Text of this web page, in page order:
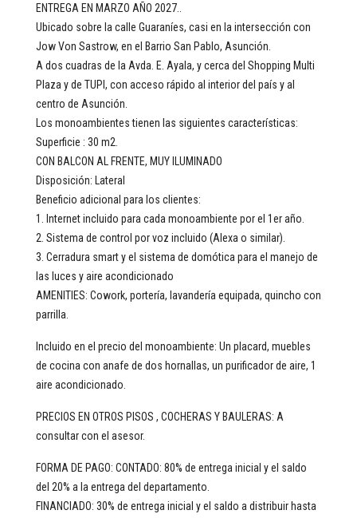
ENTREGA EN MARZO AÑO 2027..
Ubicado sobre la calle Guaraníes, casi en la intersección con
Jow Von Sastrow, en el Barrio San Pablo, Asunción.
A dos cuadras de la Avda. E. Ayala, y cerca del Shopping Multi
Plaza y de TUPI, con acceso rápido al interior del país y al
centro de Asunción.
Los monoambientes tienen las siguientes características:
Superficie : 30 m2.
CON BALCON AL FRENTE, MUY ILUMINADO
Disposición: Lateral
Beneficio adicional para los clientes:
1. Internet incluido para cada monoambiente por el 1er año.
2. Sistema de control por voz incluido (Alexa o similar).
3. Cerradura smart y el sistema de domótica para el manejo de
las luces y aire acondicionado
AMENITIES: Cowork, portería, lavandería equipada, quincho con
parrilla.
Incluido en el precio del monoambiente: Un placard, muebles
de cocina con anafe de dos hornallas, un purificador de aire, 1
aire acondicionado.
PRECIOS EN OTROS PISOS , COCHERAS Y BAULERAS: A
consultar con el asesor.
FORMA DE PAGO: CONTADO: 80% de entrega inicial y el saldo
del 20% a la entrega del departamento.
FINANCIADO: 30% de entrega inicial y el saldo a distribuir hasta